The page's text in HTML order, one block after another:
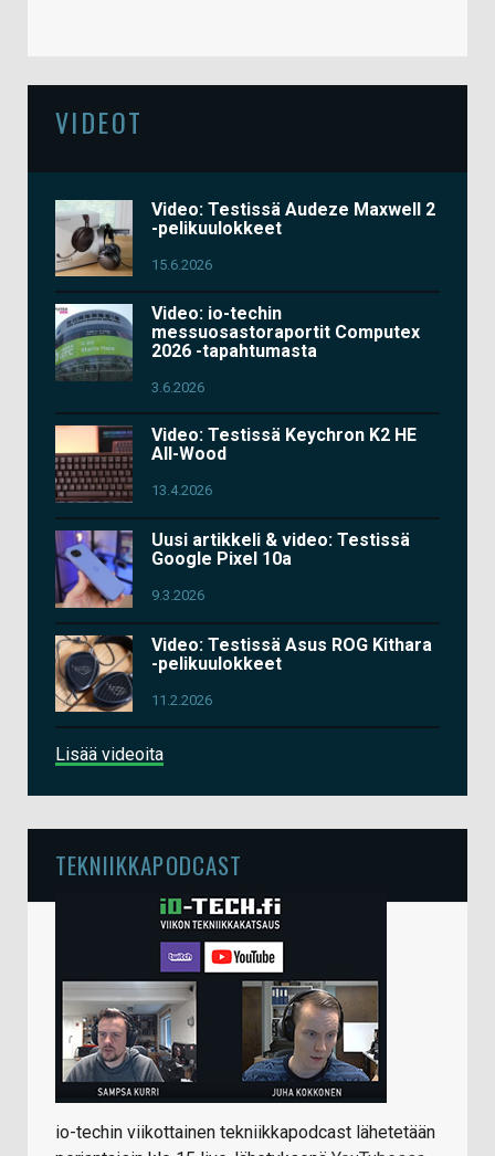
VIDEOT
Video: Testissä Audeze Maxwell 2
-pelikuulokkeet
15.6.2026
Video: io-techin
messuosastoraportit Computex
2026 -tapahtumasta
3.6.2026
Video: Testissä Keychron K2 HE
All-Wood
13.4.2026
Uusi artikkeli & video: Testissä
Google Pixel 10a
9.3.2026
Video: Testissä Asus ROG Kithara
-pelikuulokkeet
11.2.2026
Lisää videoita
TEKNIIKKAPODCAST
io-techin viikottainen tekniikkapodcast lähetetään